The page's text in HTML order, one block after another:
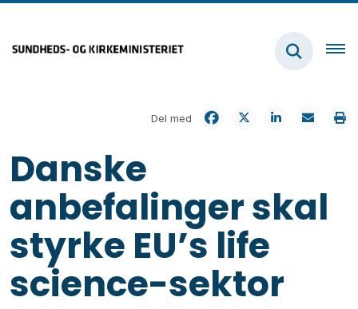
Del med
Danske
anbefalinger skal
styrke EU’s life
science-sektor